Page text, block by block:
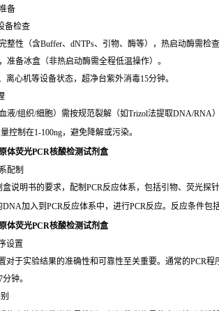
备
备检查
整性（含Buffer、dNTPs、引物、酶等），热启动酶需检
准备冰盒（非热启动酶需全程低温操作）。
离心机等设备状态，超净台紫外消毒15分钟。
液/组织/细胞）需按规范裂解（如Trizol法提取DNA/RNA
控制在1-100ng，避免降解或污染。
体荧光PCR核酸检测试剂盒
配制
盒说明书的要求，配制PCR反应体系，包括引物、荧光
DNA加入到PCR反应体系中，进行PCR反应。反应条件
体荧光PCR核酸检测试剂盒
设置
对于实验结果的准确性和可靠性至关重要。通常的
钟。